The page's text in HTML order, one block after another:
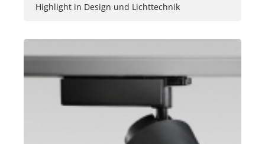
Highlight in Design und Lichttechnik